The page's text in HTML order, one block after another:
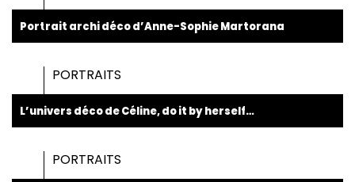
Portrait archi déco d’Anne-Sophie Martorana
PORTRAITS
L’univers déco de Céline, do it by herself…
PORTRAITS